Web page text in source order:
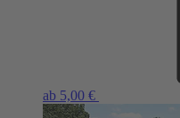
ab 5,00 €